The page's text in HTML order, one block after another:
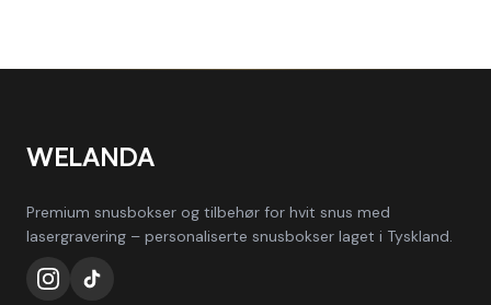
WELANDA
Premium snusbokser og tilbehør for hvit snus med
lasergravering – personaliserte snusbokser laget i Tyskland.